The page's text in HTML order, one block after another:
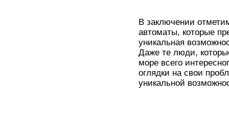
В заключении
автоматы, которые
уникальная
Даже те люди,
море всего
оглядки на свои
уникальной